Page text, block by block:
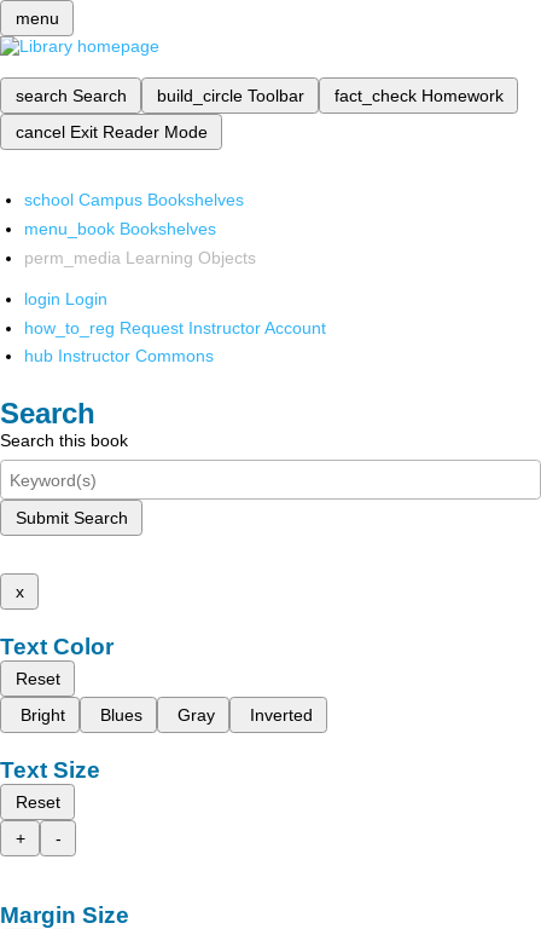
menu
search Search build_circle Toolbar fact_check Homework
cancel Exit Reader Mode
school Campus Bookshelves
menu_book Bookshelves
perm_media Learning Objects
login Login
how_to_reg Request Instructor Account
hub Instructor Commons
Search
Search this book
Submit Search
x
Text Color
Reset
Bright
Blues Gray Inverted
Text Size
Reset
+
-
Margin Size